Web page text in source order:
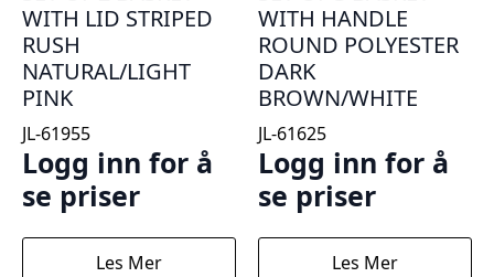
WITH LID STRIPED
RUSH
NATURAL/LIGHT
PINK
JL-61955
Logg inn for å
se priser
Les Mer
WITH HANDLE
ROUND POLYESTER
DARK
BROWN/WHITE
JL-61625
Logg inn for å
se priser
Les Mer